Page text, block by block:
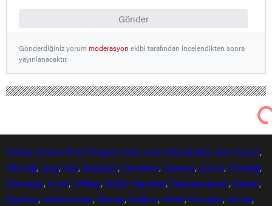
Gönder
Gönderdiğiniz yorummoderasyon ekibi tarafından incelendikten sonra
yayınlanacaktır.
Nallıhan Ankara Bolu Eskişehir haber sitesi Ankarahabersitesi Akyurt,
Altındağ,Ayaş, Balâ, Beypazarı, Çamlıdere, Çankaya, Çubuk, Elmadağ,
Etimesgut, Evren,Gölbaşı,Güdül, Haymana, Kahramankazan, Kalecik,
Keçiören, Kızılcahamam, Mamak, Nallıhan, Polatlı, Pursaklar,Sincan,